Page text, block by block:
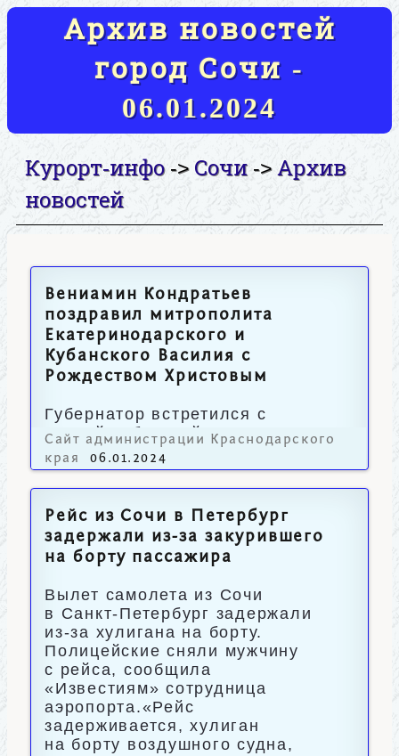
Архив новостей
город Сочи -
06.01.2024
Курорт-инфо-> Сочи->Архив
новостей
Вениамин Кондратьев
поздравил митрополита
Екатеринодарского и
Кубанского Василия с
Рождеством Христовым
Губернатор встретился с
главой Кубанской митрополии.
Сайт администрации Краснодарского
края
06.01.2024
Рейс из Сочи в Петербург
задержали из-за закурившего
на борту пассажира
Вылет самолета из Сочи
в Санкт-Петербург задержали
из-за хулигана на борту.
Полицейские сняли мужчину
с рейса, сообщила
«Известиям» сотрудница
аэропорта.«Рейс
задерживается, хулиган
на борту воздушного судна,